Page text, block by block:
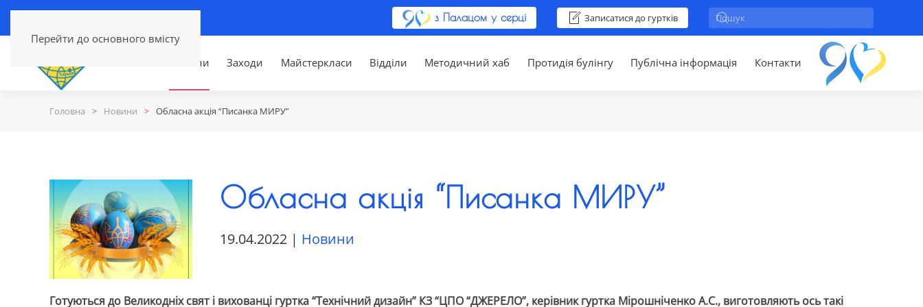
Перейти до основного вмісту
з Палацом у серці Записатися до гуртків
Новини Заходи Майстеркласи Відділи Методичний хаб Протидія булінгу Публічна інформація Контакти
Головна Новини Обласна акція “Писанка МИРУ”
Обласна акція “Писанка МИРУ”
19.04.2022 | Новини
Готуються до Великодніх свят і вихованці гуртка “Технічний дизайн” КЗ “ЦПО “ДЖЕРЕЛО”, керівник гуртка Мірошніченко А.С., виготовляють ось такі